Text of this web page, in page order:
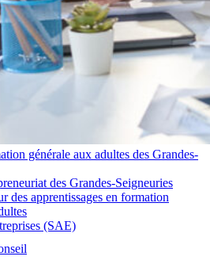
générale aux adultes des Grandes-
des Grandes-Seigneuries
des apprentissages en formation
(SAE)